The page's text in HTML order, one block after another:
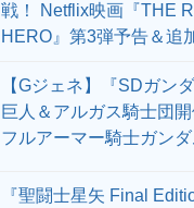
戦！ Netflix映画『THE
HERO』第3弾予告＆追
【Gジェネ】『SDガン
巨人＆アルガス騎士団
フルアーマー騎士ガン
『聖闘士星矢 Final